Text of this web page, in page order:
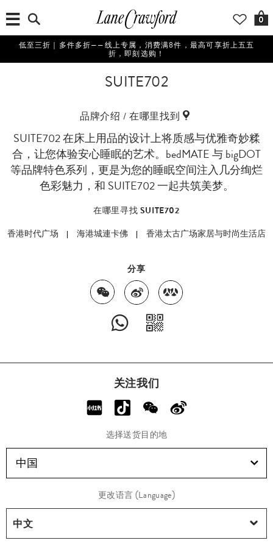
0
低至三折｜多件多折——线上专属，消费满8件，最高可享折上五五
折，即刻选购！
SUITE702
品牌介绍 / 在哪里找到
SUITE702 在床上用品的设计上将质感与优雅奇妙糅
合，让您体验安心睡眠的艺术。bedMATE 与 bigDOT
等品牌特色系列，更是为您的睡眠空间注入几分绚烂
色彩魅力，和 SUITE702 一起共筑美梦。
在哪里寻找 SUITE702
香港时代广场
海港城連卡佛 香港太古广场家居与时尚生活店
分享
关注我们
选择送货目的地
中国
更改语言 (Language)